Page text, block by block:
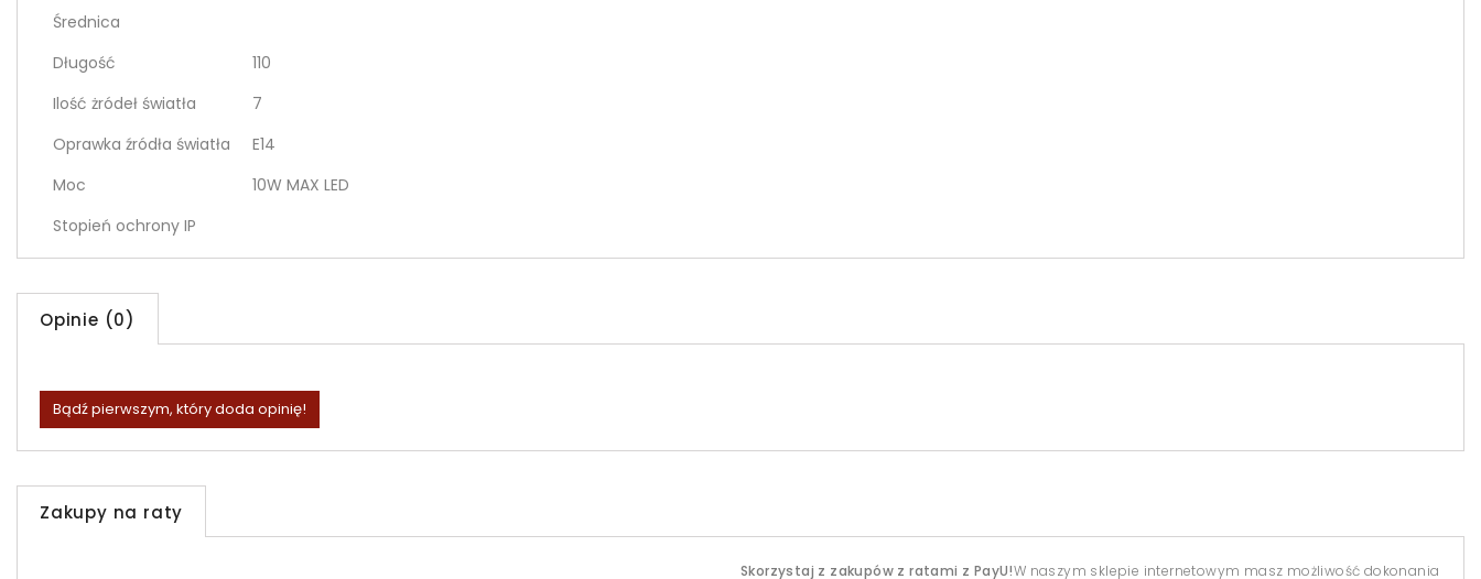
Średnica
Długość
110
Ilość żródeł światła
7
Oprawka źródła światła
E14
Moc
10W MAX LED
Stopień ochrony IP
Opinie (0)
Bądź pierwszym, który doda opinię!
Zakupy na raty
Skorzystaj z zakupów z ratami z PayU!W naszym sklepie internetowym masz możliwość dokonania